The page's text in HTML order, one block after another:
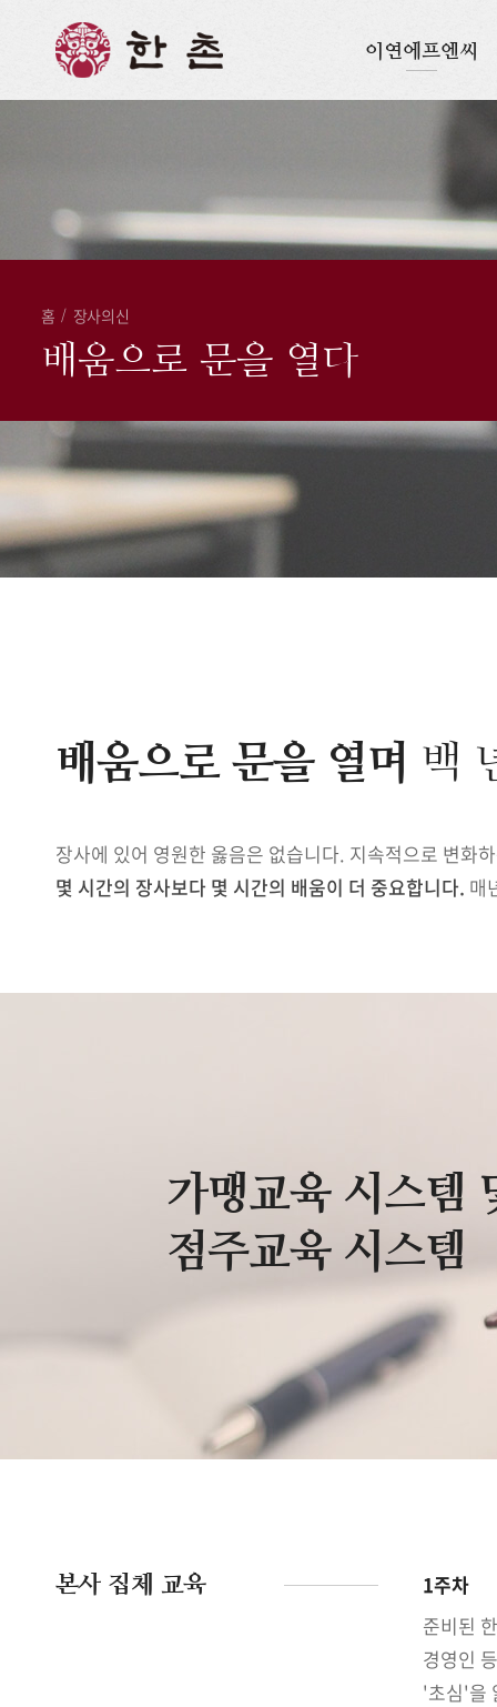
이연에프엔씨
홈 / 장사의신
배움으로 문을 열다
배움으로 문을 열며 백
장사에 있어 영원한 옳음은 없습니다. 지속적으로 변화
몇 시간의 장사보다 몇 시간의 배움이 더 중요합니다. 매
가맹교육 시스템
점주교육 시스템
본사 집체 교육
1주차
준비된
경영인
'초심'을